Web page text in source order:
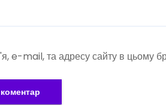
e-mail, та адресу сайту в цьому